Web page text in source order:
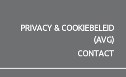
PRIVACY & COOKIEBELEID
(AVG)
CONTACT